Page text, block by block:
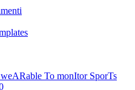
To monItor SporTs